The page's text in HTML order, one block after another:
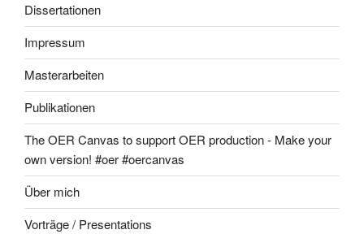
Dissertationen
Impressum
Masterarbeiten
Publikationen
The OER Canvas to support OER production - Make your
own version! #oer #oercanvas
Über mich
Vorträge / Presentations